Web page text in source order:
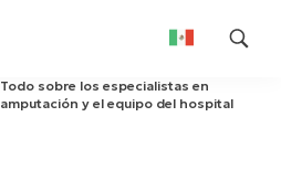
Todo sobre los especialistas en
amputación y el equipo del hospital